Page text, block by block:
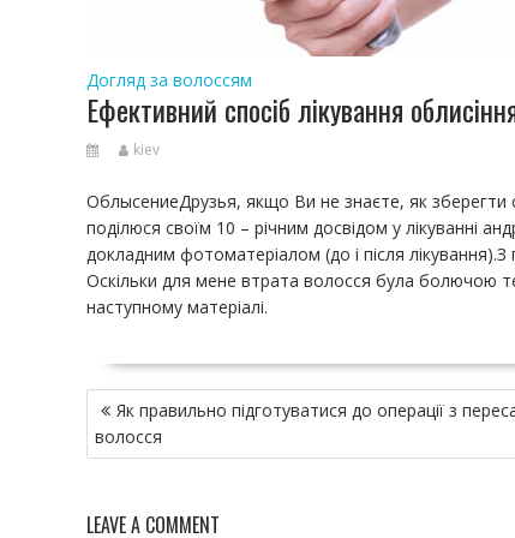
Догляд за волоссям
Ефективний спосіб лікування
kiev
ОблысениеДрузья, якщо Ви не знаєте, як зберегти
поділюся своїм 10 – річним досвідом у лікуванні
докладним фотоматеріалом (до і після
Оскільки для мене втрата волосся була болючою
наступному матеріалі.
Н
а
в
г
Як правильно підготуватися до операції з
волосся
LEAVE A COMMENT